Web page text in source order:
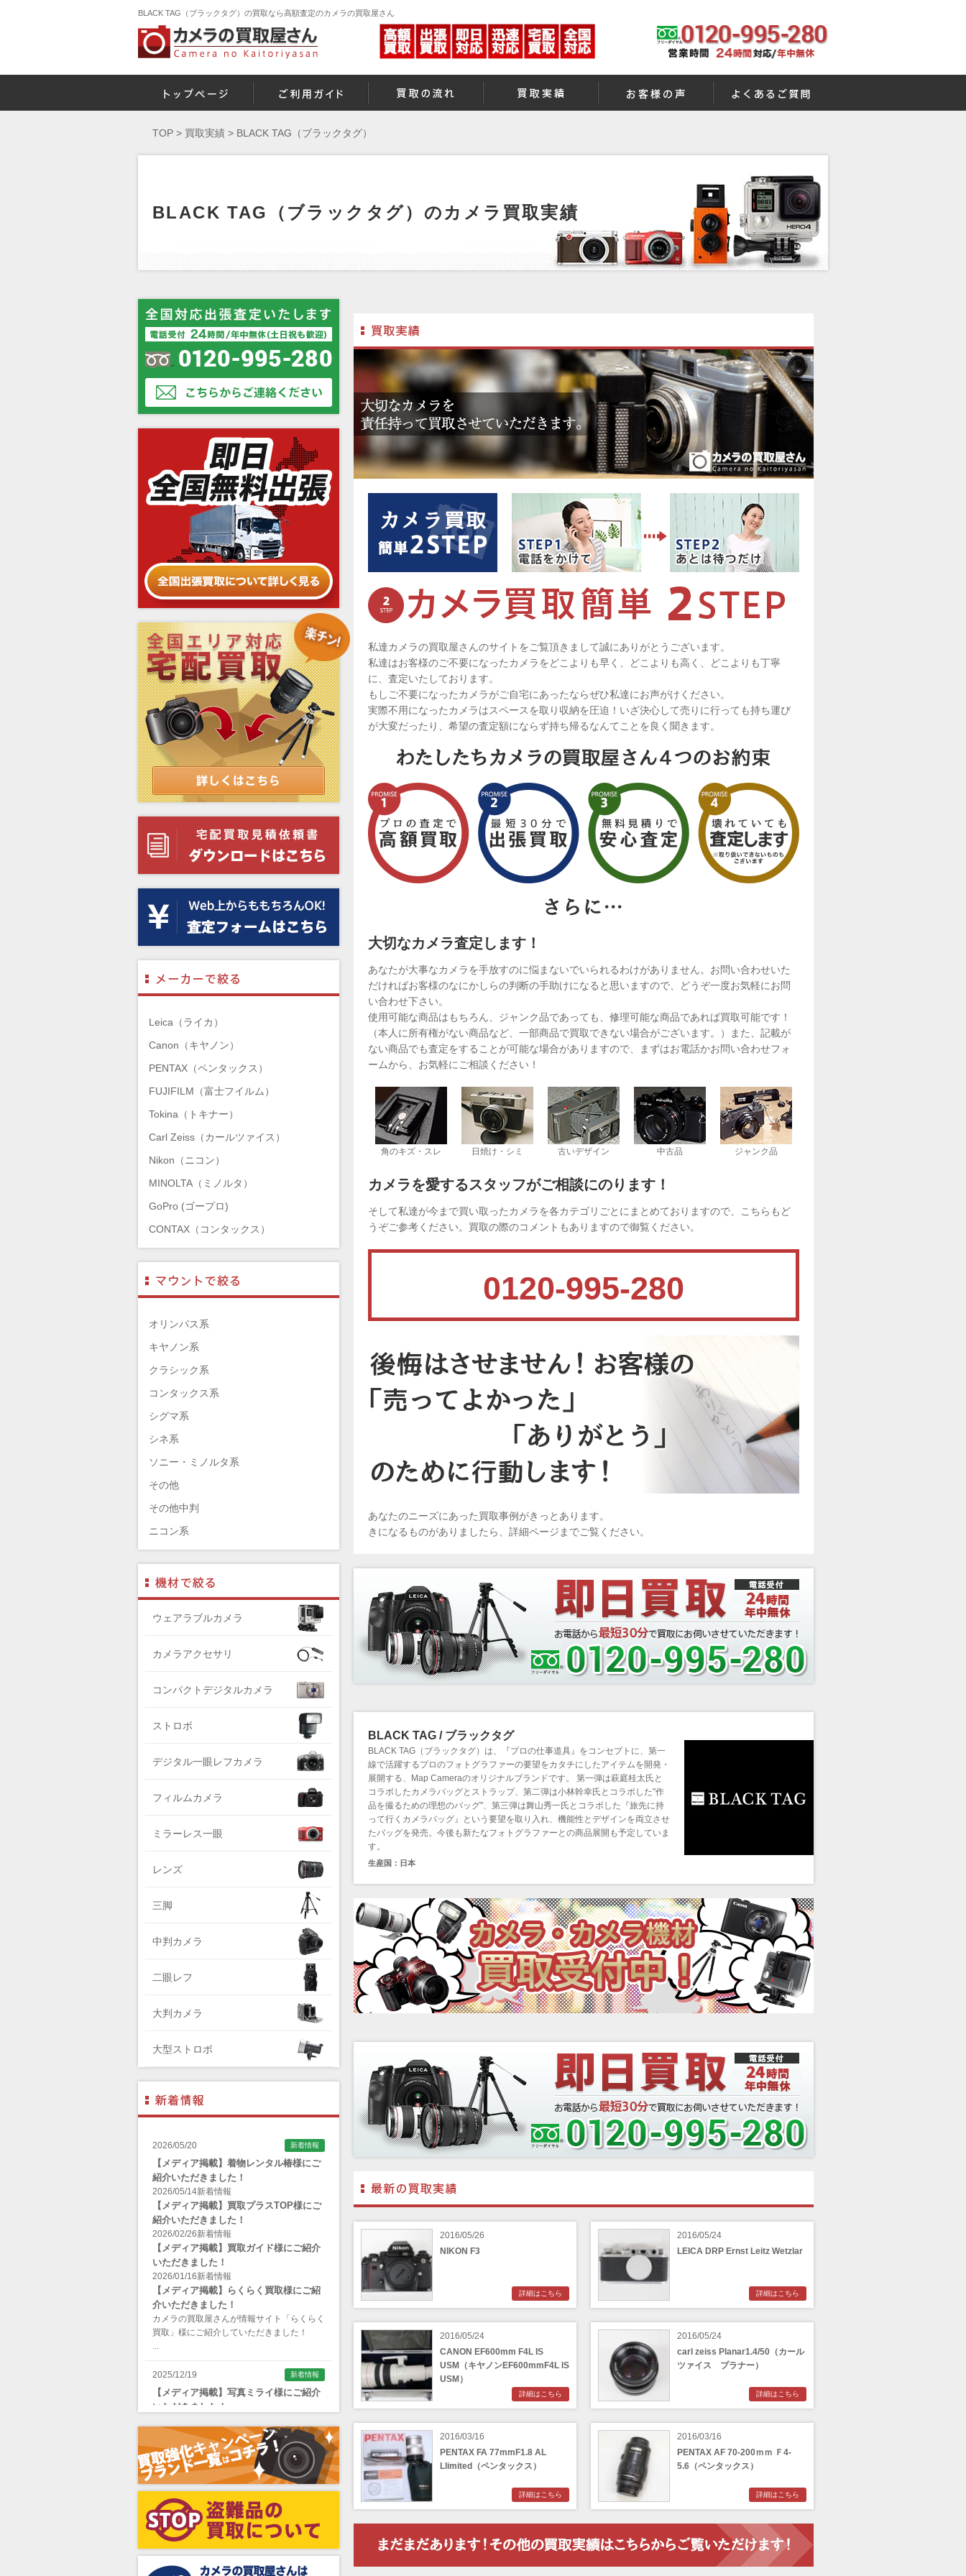
BLACK TAG（ブラックタグ）の買取なら高額査定のカメラの買取屋さん
TOP > 買取実績 > BLACK TAG（ブラックタグ）
BLACK TAG（ブラックタグ）のカメラ買取実績
私達カメラの買取屋さんのサイトをご覧頂きまして誠にありがとうございます。
私達はお客様のご不要になったカメラをどこよりも早く、どこよりも高く、どこよりも丁寧
に、査定いたしております。
もしご不要になったカメラがご自宅にあったならぜひ私達にお声がけください。
実際不用になったカメラはスペースを取り収納を圧迫！いざ決心して売りに行っても持ち運び
が大変だったり、希望の査定額にならず持ち帰るなんてことを良く聞きます。
大切なカメラ査定します！
あなたが大事なカメラを手放すのに悩まないでいられるわけがありません。お問い合わせいた
だければお客様のなにかしらの判断の手助けになると思いますので、どうぞ一度お気軽にお問
い合わせ下さい。
使用可能な商品はもちろん、ジャンク品であっても、修理可能な商品であれば買取可能です！
（本人に所有権がない商品など、一部商品で買取できない場合がございます。）また、記載が
ない商品でも査定をすることが可能な場合がありますので、まずはお電話かお問い合わせフォ
ームから、お気軽にご相談ください！
角のキズ・スレ 日焼け・シミ 古いデザイン 中古品 ジャンク品
カメラを愛するスタッフがご相談にのります！
そして私達が今まで買い取ったカメラを各カテゴリごとにまとめておりますので、こちらもど
うぞご参考ください。買取の際のコメントもありますので御覧ください。
0120-995-280
あなたのニーズにあった買取事例がきっとあります。
きになるものがありましたら、詳細ページまでご覧ください。
BLACK TAG / ブラックタグ
BLACK TAG（ブラックタグ）は、『プロの仕事道具』をコンセプトに、第一
線で活躍するプロのフォトグラファーの要望をカタチにしたアイテムを開発・
展開する、Map Cameraのオリジナルブランドです。 第一弾は萩庭桂太氏と
コラボしたカメラバッグとストラップ、第二弾は小林幹幸氏とコラボした"作
品を撮るための理想のバッグ"、第三弾は舞山秀一氏とコラボした『旅先に持
って行くカメラバッグ』という要望を取り入れ、機能性とデザインを両立させ
たバッグを発売。今後も新たなフォトグラファーとの商品展開も予定していま
す。
生産国：日本
2016/05/26
NIKON F3
詳細はこちら
2016/05/24
LEICA DRP Ernst Leitz Wetzlar
詳細はこちら
2016/05/24
CANON EF600mm F4L IS
USM（キヤノンEF600mmF4L IS
USM）
詳細はこちら
2016/05/24
carl zeiss Planar1.4/50（カール
ツァイス プラナー）
詳細はこちら
2016/03/16
PENTAX FA 77mmF1.8 AL
Llimited（ペンタックス）
詳細はこちら
2016/03/16
PENTAX AF 70-200ｍｍ Ｆ4-
5.6（ペンタックス）
詳細はこちら
Leica（ライカ）
Canon（キヤノン）
PENTAX（ペンタックス）
FUJIFILM（富士フイルム）
Tokina（トキナー）
Carl Zeiss（カールツァイス）
Nikon（ニコン）
MINOLTA（ミノルタ）
GoPro (ゴープロ)
CONTAX（コンタックス）
Mamiya（マミヤ）
TAMRON（タムロン）
SIGMA（シグマ）
HASSELBLAD（ハッセルブラッド）
EPSON（エプソン）
ENNA München（エナ）
ELEFOTO（エレフォト）
ELECOM（エレコム）
￼EIZO（エイゾ）
edelkrone（エーデンクローン）
Garmin（ガーミン）
Dust-Off（ダストオフ）
DreamMaker（ドリームメーカー）
ー)
DIGITALKING（デジタルキング）
LAMDA（ラムダ）
ジオグラフィック）
Herschel（ハーシェル）
DEKO Elite（デコエリート）
DOMKE（ドンケ）
Zenza Bronica （ゼンザブロニカ）
OLYMPUS（オリンパス）
A.Schacht Ulm（シャハト）
ACQUAPAZZA（アクアパッツァ）
ADTECHNO（エーディテクノ）
Manfrotto（マンフロット）
ALT（アルト）
ANGENIEUX (アンジェニュー)
ANSCO（アンスコ）
Antonio Gatto（アントニオ・ガット）
Apple（アップル）
AQUAPAC （アクアパック）
ARAX（アラクス）
ARNUVO（アルヌボ）
ARTISAN&ARTIST (アルティザンアン
ドアーティスト)
Aska（アスカ/飛鳥）
ATOMOS（アトモス）
AVENON（アベノン）
Awagami Factory（アワガミファクトリ
ー）
オリンパス系
キヤノン系
クラシック系
コンタックス系
シグマ系
シネ系
ソニー・ミノルタ系
その他
その他中判
ニコン系
フジフィルム系
ペンタックス系
ライカ系
大判系
ウェアラブルカメラ
カメラアクセサリ
コンパクトデジタルカメラ
ストロボ
デジタル一眼レフカメラ
フィルムカメラ
ミラーレス一眼
レンズ
三脚
中判カメラ
二眼レフ
大判カメラ
大型ストロボ
2026/05/20 新着情報
【メディア掲載】着物レンタル椿様にご
紹介いただきました！
2026/05/14新着情報
【メディア掲載】買取プラスTOP様にご
紹介いただきました！
2026/02/26新着情報
【メディア掲載】買取ガイド様にご紹介
いただきました！
2026/01/16新着情報
【メディア掲載】らくらく買取様にご紹
介いただきました！
カメラの買取屋さんが情報サイト「らくらく
買取」様にご紹介していただきました！
...
2025/12/19 新着情報
【メディア掲載】写真ミライ様にご紹介
いただきました！
イ」様にご紹介していただきました！
...